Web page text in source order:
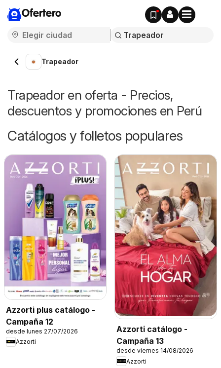
Ofertero
Trapeador
Trapeador en oferta - Precios,
descuentos y promociones en Perú
Catálogos y folletos populares
Azzorti plus catálogo -
Campaña 12
desde lunes 27/07/2026
Azzorti
Azzorti catálogo -
Campaña 13
desde viernes 14/08/2026
Azzorti